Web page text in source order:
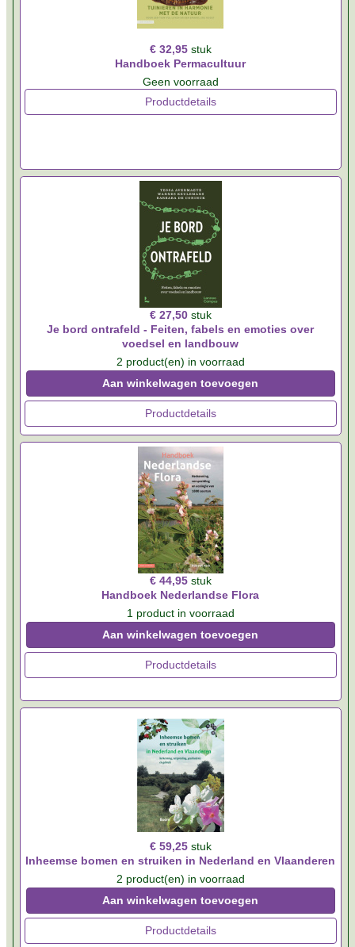
€ 32,95 stuk
Handboek Permacultuur
Geen voorraad
Productdetails
€ 27,50 stuk
Je bord ontrafeld - Feiten, fabels en emoties over
voedsel en landbouw
2 product(en) in voorraad
Aan winkelwagen toevoegen
Productdetails
€ 44,95 stuk
Handboek Nederlandse Flora
1 product in voorraad
Aan winkelwagen toevoegen
Productdetails
€ 59,25 stuk
Inheemse bomen en struiken in Nederland en Vlaanderen
2 product(en) in voorraad
Aan winkelwagen toevoegen
Productdetails